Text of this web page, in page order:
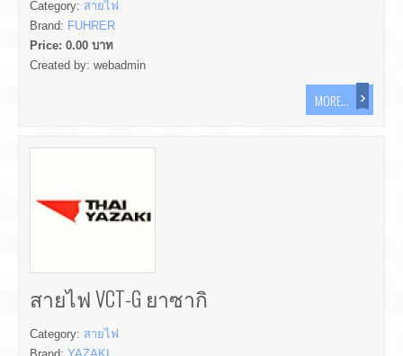
Category: สายไฟ
Brand: FUHRER
Price: 0.00 บาท
Created by: webadmin
MORE...
สายไฟ VCT-G ยาซากิ
Category: สายไฟ